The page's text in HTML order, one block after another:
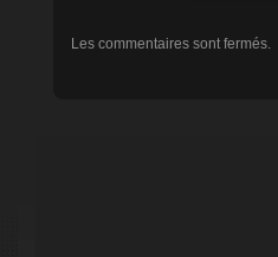
Les commentaires sont fermés.